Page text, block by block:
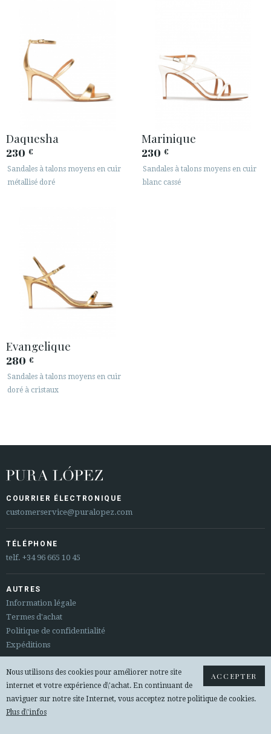
Daquesha
230 €
Sandales à talons moyens en cuir
métallisé doré
Marinique
230 €
Sandales à talons moyens en cuir
blanc cassé
Evangelique
280 €
Sandales à talons moyens en cuir
doré à cristaux
COURRIER ÉLECTRONIQUE
customerservice@puralopez.com
TÉLÉPHONE
telf. +34 96 665 10 45
AUTRES
Information légale
Termes d'achat
Politique de confidentialité
Expéditions
Sitemap
Changements et remboursements
ACCEPTER
Nous utilisons des cookies pour améliorer notre site
internet et votre expérience d\'achat. En continuant de
naviguer sur notre site Internet, vous acceptez notre politique de cookies.
Plus d\'infos